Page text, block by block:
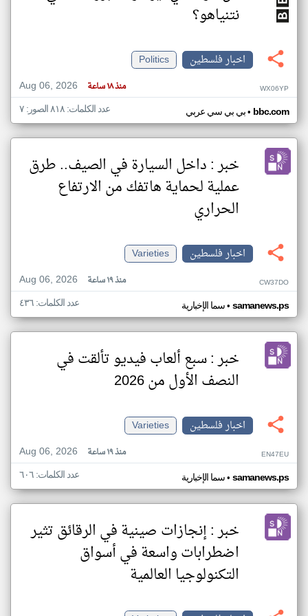
نتنياهو؟
اخبار فلسطين
Politics
Aug 06, 2026
منذ ١٨ ساعة WX06YP
بي بي سي عربي• bbc.com عدد الكلمات: ٨١٨ الصور: ٧
خبر : داخل السيارة في الصيف.. طرق
عملية لحماية هاتفك من الارتفاع
الحراري
اخبار فلسطين
Varieties
Aug 06, 2026
منذ ١٩ ساعة CW37DO
سما الإخبارية• samanews.ps عدد الكلمات: ٤٣٦
خبر : سبع ألعاب فيديو تألقت في
النصف الأول من 2026
اخبار فلسطين
Varieties
Aug 06, 2026
منذ ١٩ ساعة EN47EU
سما الإخبارية• samanews.ps عدد الكلمات: ٦٠٦
خبر : إنجازات صينية في الرقائق تثير
اضطرابات واسعة في أسواق
التكنولوجيا العالمية